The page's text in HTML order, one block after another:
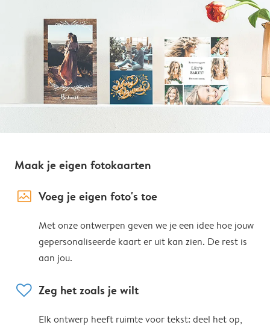
Maak je eigen fotokaarten
image_placeholder Voeg je eigen foto's toe
Met onze ontwerpen geven we je een idee hoe jouw
gepersonaliseerde kaart er uit kan zien. De rest is
aan jou.
heart Zeg het zoals je wilt
Elk ontwerp heeft ruimte voor tekst: deel het op,